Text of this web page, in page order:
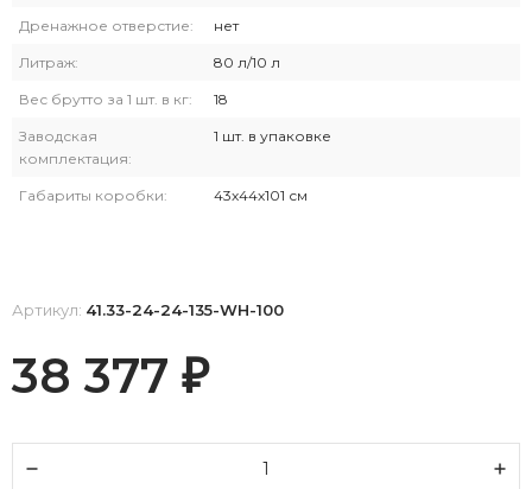
Дренажное отверстие: нет
Литраж: 80 л/10 л
Вес брутто за 1 шт. в кг: 18
Заводская
комплектация:
1 шт. в упаковке
Габариты коробки: 43х44х101 см
Артикул: 41.33-24-24-135-WH-100
38 377 ₽